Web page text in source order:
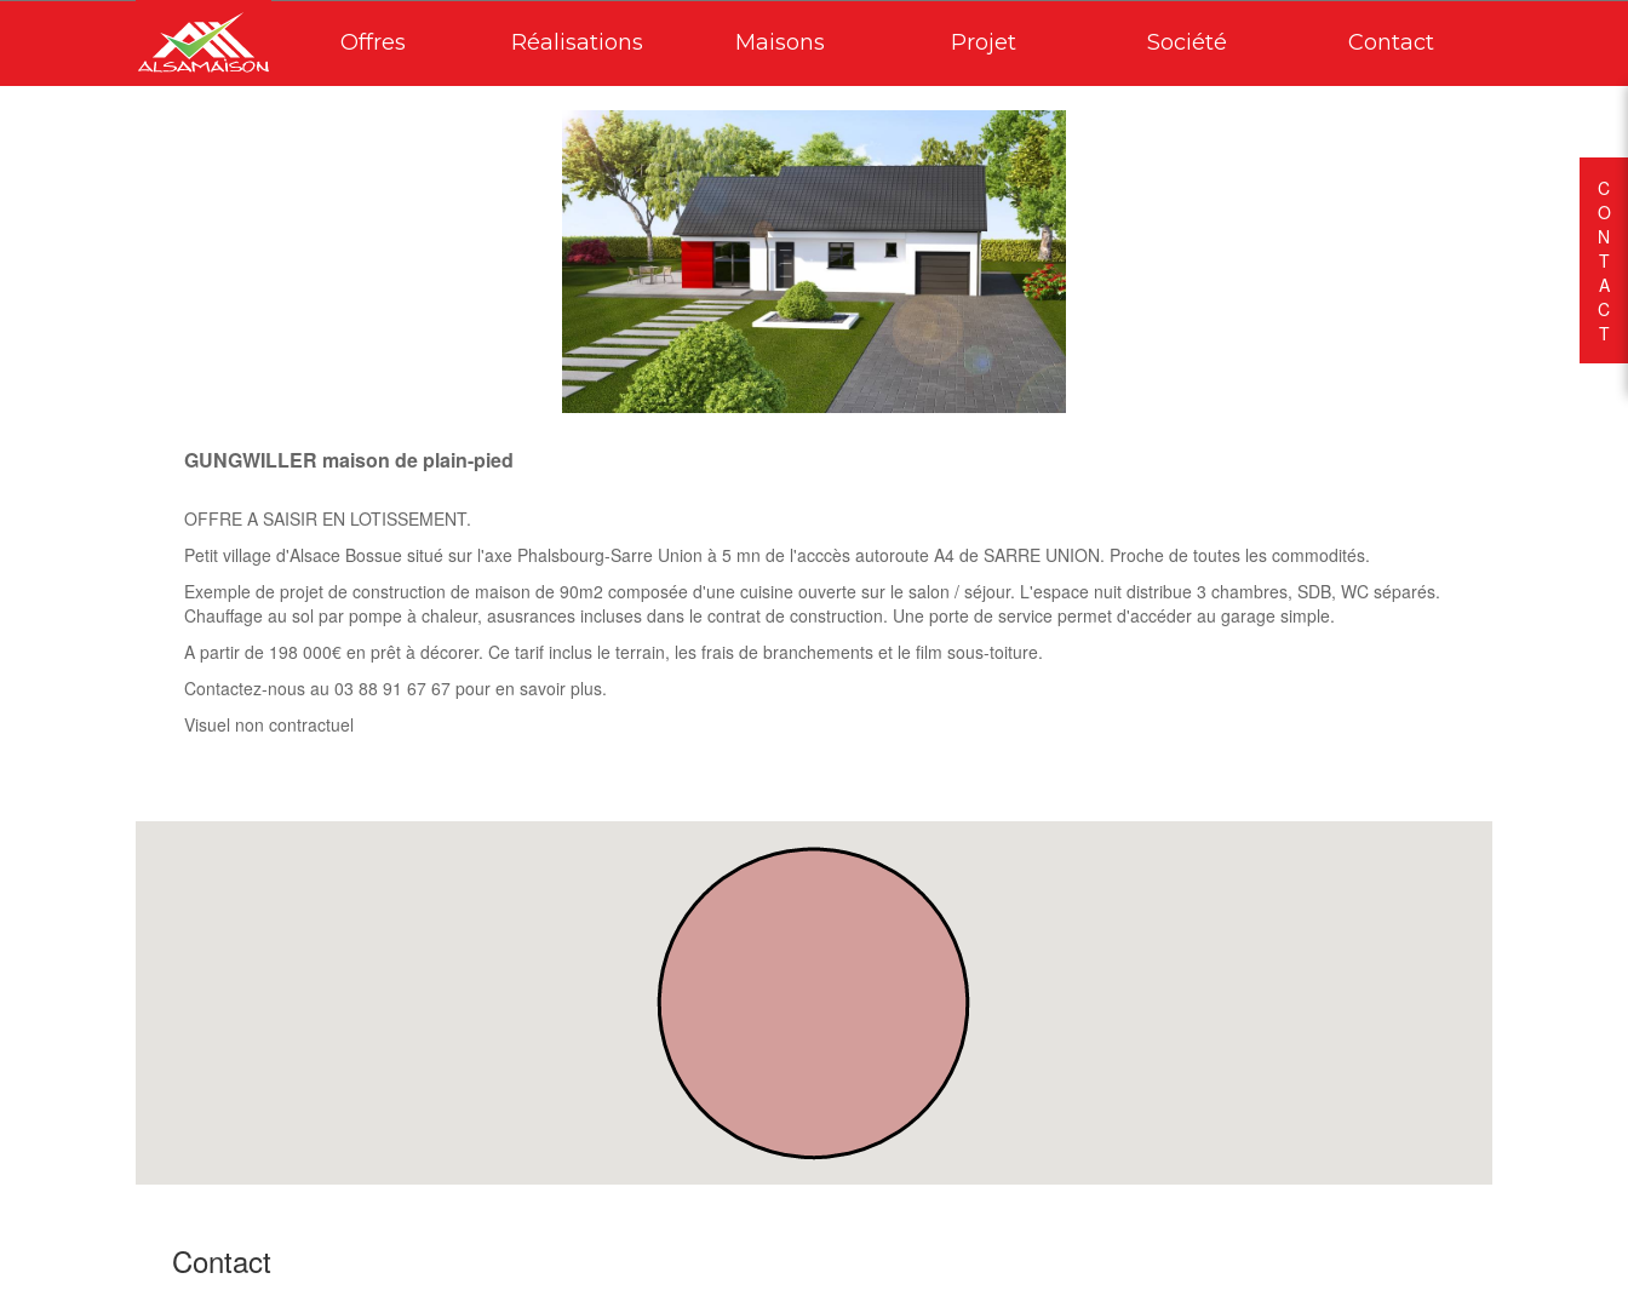
C
O
N
T
A
C
Offres Réalisations Maisons Projet Société Contact
GUNGWILLER maison de plain-pied
OFFRE A SAISIR EN LOTISSEMENT.
Petit village d'Alsace Bossue situé sur l'axe Phalsbourg-Sarre Union à 5 mn de l'acccès autoroute A4 de SARRE UNION. Proche de toutes les commodités.
Exemple de projet de construction de maison de 90m2 composée d'une cuisine ouverte sur le salon / séjour. L'espace nuit distribue 3 chambres, SDB, WC séparés.
Chauffage au sol par pompe à chaleur, asusrances incluses dans le contrat de construction. Une porte de service permet d'accéder au garage simple.
A partir de 198 000€ en prêt à décorer. Ce tarif inclus le terrain, les frais de branchements et le film sous-toiture.
Contactez-nous au 03 88 91 67 67 pour en savoir plus.
Visuel non contractuel
Contact